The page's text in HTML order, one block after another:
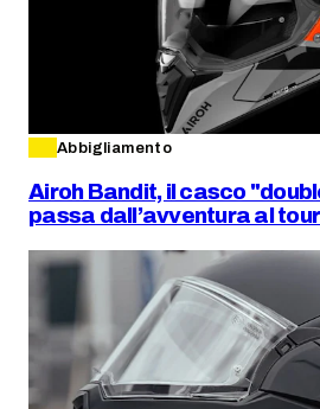
Abbigliamento
Airoh Bandit, il casco
passa dall’avventura al